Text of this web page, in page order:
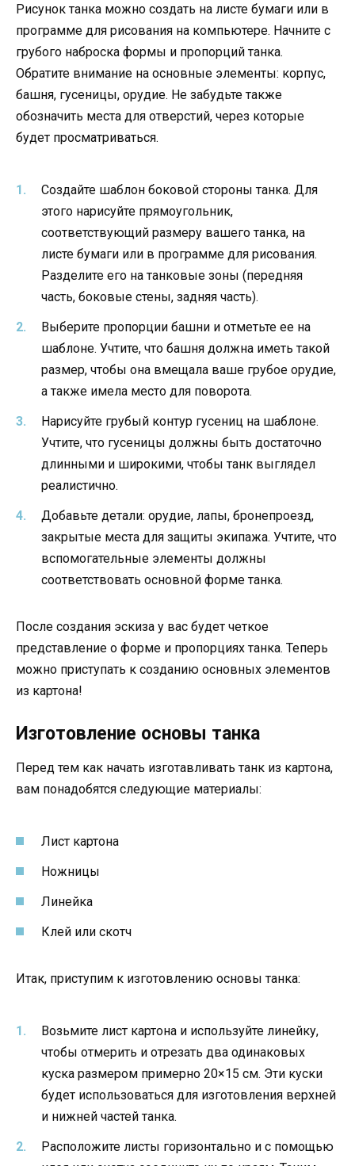
Рисунок танка можно создать на листе бумаги или в
программе для рисования на компьютере. Начните с
грубого наброска формы и пропорций танка.
Обратите внимание на основные элементы: корпус,
башня, гусеницы, орудие. Не забудьте также
обозначить места для отверстий, через которые
будет просматриваться.
Создайте шаблон боковой стороны танка. Для
этого нарисуйте прямоугольник,
соответствующий размеру вашего танка, на
листе бумаги или в программе для рисования.
Разделите его на танковые зоны (передняя
часть, боковые стены, задняя часть).
Выберите пропорции башни и отметьте ее на
шаблоне. Учтите, что башня должна иметь такой
размер, чтобы она вмещала ваше грубое орудие,
а также имела место для поворота.
Нарисуйте грубый контур гусениц на шаблоне.
Учтите, что гусеницы должны быть достаточно
длинными и широкими, чтобы танк выглядел
реалистично.
Добавьте детали: орудие, лапы, бронепроезд,
закрытые места для защиты экипажа. Учтите, что
вспомогательные элементы должны
соответствовать основной форме танка.
После создания эскиза у вас будет четкое
представление о форме и пропорциях танка. Теперь
можно приступать к созданию основных элементов
из картона!
Изготовление основы танка
Перед тем как начать изготавливать танк из картона,
вам понадобятся следующие материалы:
Лист картона
Ножницы
Линейка
Клей или скотч
Итак, приступим к изготовлению основы танка:
Возьмите лист картона и используйте линейку,
чтобы отмерить и отрезать два одинаковых
куска размером примерно 20×15 см. Эти куски
будет использоваться для изготовления верхней
и нижней частей танка.
Расположите листы горизонтально и с помощью